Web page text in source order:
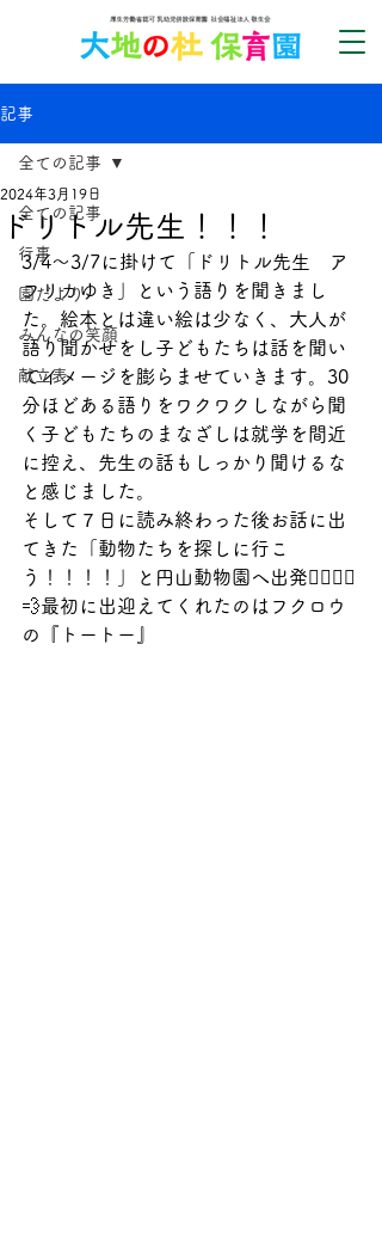
記事
全ての記事
行事
園だより
みんなの笑顔
献立表
全ての記事
ドリトル先生！！！
2024年3月19日
3/4～3/7に掛けて「ドリトル先生　ア
フリカゆき」という語りを聞きまし
た。絵本とは違い絵は少なく、大人が
語り聞かせをし子どもたちは話を聞い
てイメージを膨らませていきます。30
分ほどある語りをワクワクしながら聞
く子どもたちのまなざしは就学を間近
に控え、先生の話もしっかり聞けるな
と感じました。
そして７日に読み終わった後お話に出
てきた「動物たちを探しに行こ
う！！！！」と円山動物園へ出発🏃‍♀️🏃‍♂️
💨最初に出迎えてくれたのはフクロウ
の『トートー』